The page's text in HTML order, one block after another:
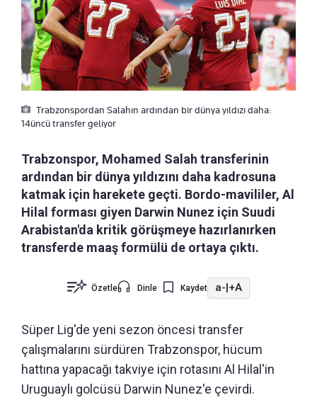
Trabzonspordan Salahın ardından bir dünya yıldızı daha:
14üncü transfer geliyor
Trabzonspor, Mohamed Salah transferinin
ardından bir dünya yıldızını daha kadrosuna
katmak için harekete geçti. Bordo-mavililer, Al
Hilal forması giyen Darwin Nunez için Suudi
Arabistan'da kritik görüşmeye hazırlanırken
transferde maaş formülü de ortaya çıktı.
Özetle Dinle Kaydet a- +A
Süper Lig'de yeni sezon öncesi transfer
çalışmalarını sürdüren Trabzonspor, hücum
hattına yapacağı takviye için rotasını Al Hilal'in
Uruguaylı golcüsü Darwin Nunez'e çevirdi.